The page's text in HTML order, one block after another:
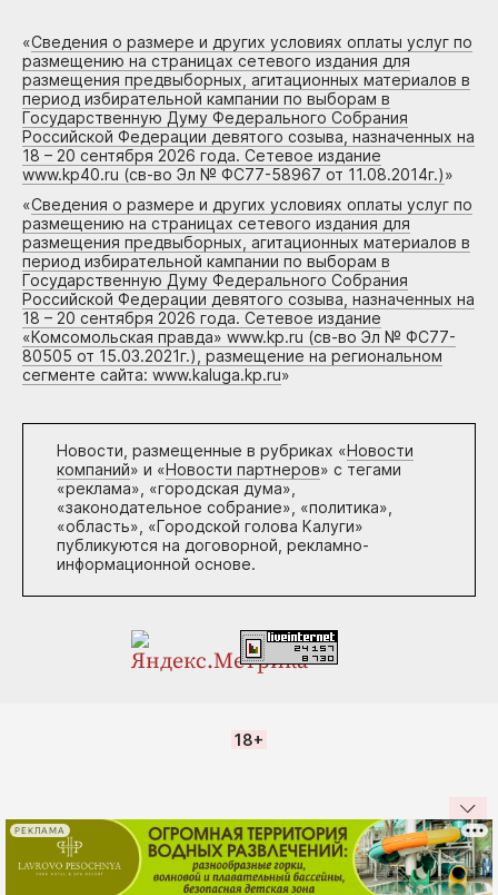
«Сведения о размере и других условиях оплаты услуг по
размещению на страницах сетевого издания для
размещения предвыборных, агитационных материалов в
период избирательной кампании по выборам в
Государственную Думу Федерального Собрания
Российской Федерации девятого созыва, назначенных на
18 – 20 сентября 2026 года. Сетевое издание
www.kp40.ru (св-во Эл № ФС77-58967 от 11.08.2014г.)»
«Сведения о размере и других условиях оплаты услуг по
размещению на страницах сетевого издания для
размещения предвыборных, агитационных материалов в
период избирательной кампании по выборам в
Государственную Думу Федерального Собрания
Российской Федерации девятого созыва, назначенных на
18 – 20 сентября 2026 года. Сетевое издание
«Комсомольская правда» www.kp.ru (св-во Эл № ФС77-
80505 от 15.03.2021г.), размещение на региональном
сегменте сайта: www.kaluga.kp.ru»
Новости, размещенные в рубриках «Новости
компаний» и «Новости партнеров» с тегами
«реклама», «городская дума»,
«законодательное собрание», «политика»,
«область», «Городской голова Калуги»
публикуются на договорной, рекламно-
информационной основе.
18+
РЕКЛАМА